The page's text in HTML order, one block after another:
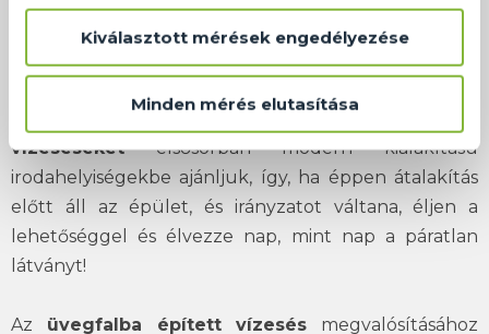
Kiválasztott mérések engedélyezése
Minden mérés elutasítása
bárkit lenyűgözhet és biztosan pozitív benyomást
kelthet. A kivitelezésének csakis a fantáziája szabhat
vízeséseketelsősorban modern kialakítású
irodahelyiségekbe ajánljuk, így, ha éppen átalakítás
előtt áll az épület, és irányzatot váltana, éljen a
lehetőséggel és élvezze nap, mint nap a páratlan
látványt!
Az üvegfalba épített vízesés megvalósításához